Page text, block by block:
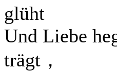
glüht
Und Liebe
trägt，